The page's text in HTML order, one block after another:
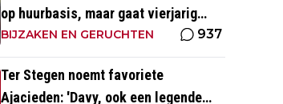
op huurbasis, maar gaat vierjarig
contract tekenen bij Ajax'
BIJZAKEN EN GERUCHTEN 937
Ter Stegen noemt favoriete
Ajacieden: 'Davy, ook een legende